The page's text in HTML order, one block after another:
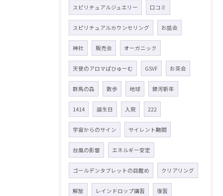
スピリチュアルジュエリー 口コミ
スピリチュアルカウンセリング お話会
神社 販売会 オーガニック
天使のアロマぱひゅーむ GSVF お茶会
群馬の森 散歩 地球 銀河新年
1414 誕生日 入院 222
宇宙からのサイン サイレント期間
台風の影響 エネルギー安定
ゴールデンタブレットの目醒め クリアリング
解放 レインドロップ講習 復習